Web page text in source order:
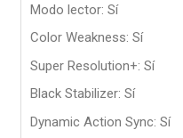
Modo lector: Sí
Color Weakness: Sí
Super Resolution+: Sí
Black Stabilizer: Sí
Dynamic Action Sync: Sí